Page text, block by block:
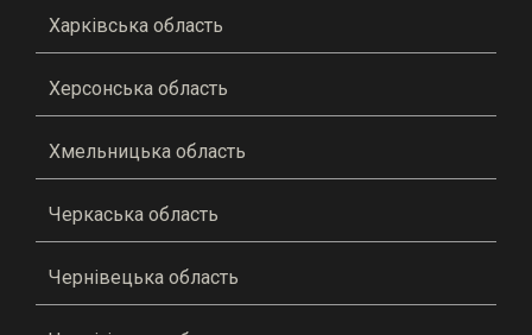
Харківська область
Херсонська область
Хмельницька область
Черкаська область
Чернівецька область